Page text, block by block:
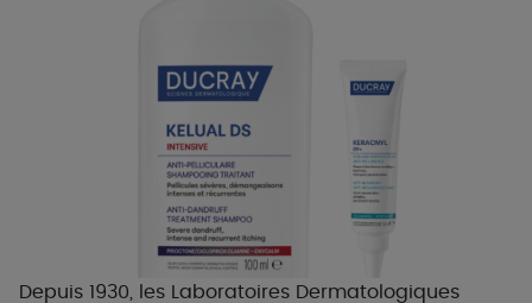
Depuis 1930, les Laboratoires Dermatologiques